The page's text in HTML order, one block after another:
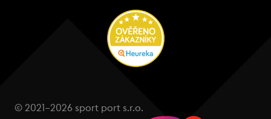
© 2021–2026 sport port s.r.o.